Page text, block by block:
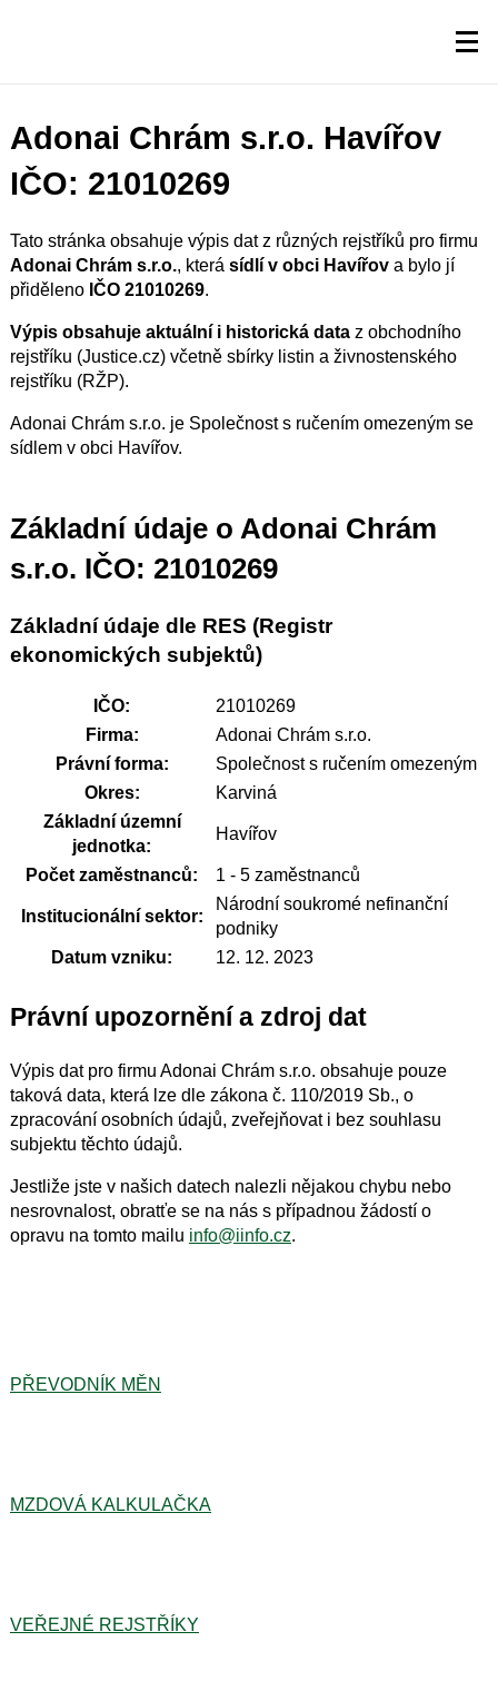
Adonai Chrám s.r.o. Havířov
IČO: 21010269
Tato stránka obsahuje výpis dat z různých rejstříků pro firmu
Adonai Chrám s.r.o., která sídlí v obci Havířova bylo jí
přiděleno IČO 21010269.
Výpis obsahuje aktuální i historická dataz obchodního
rejstříku (Justice.cz) včetně sbírky listin a živnostenského
rejstříku (RŽP).
Adonai Chrám s.r.o. je Společnost s ručením omezeným se
sídlem v obci Havířov.
Základní údaje o Adonai Chrám
s.r.o. IČO: 21010269
Základní údaje dle RES (Registr
ekonomických subjektů)
IČO:
21010269
Firma:
Adonai Chrám s.r.o.
Právní forma:
Společnost s ručením omezeným
Okres:
Karviná
Základní územní
jednotka:
Havířov
Počet zaměstnanců: 1 - 5 zaměstnanců
Institucionální sektor:
Národní soukromé nefinanční
podniky
Datum vzniku:
12. 12. 2023
Právní upozornění a zdroj dat
Výpis dat pro firmu Adonai Chrám s.r.o. obsahuje pouze
taková data, která lze dle zákona č. 110/2019 Sb., o
zpracování osobních údajů, zveřejňovat i bez souhlasu
subjektu těchto údajů.
Jestliže jste v našich datech nalezli nějakou chybu nebo
nesrovnalost, obratťe se na nás s případnou žádostí o
opravu na tomto mailu info@iinfo.cz.
PŘEVODNÍK MĚN
MZDOVÁ KALKULAČKA
VEŘEJNÉ REJSTŘÍKY